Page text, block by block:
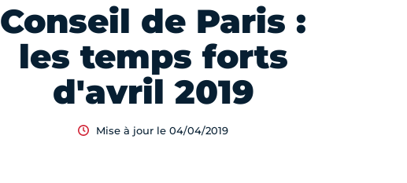
Conseil de Paris :
les temps forts
d'avril 2019
Mise à jour le 04/04/2019